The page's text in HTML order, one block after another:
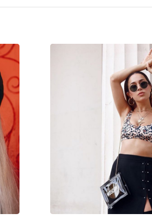
e scopri tantissimi modelli dei migliori